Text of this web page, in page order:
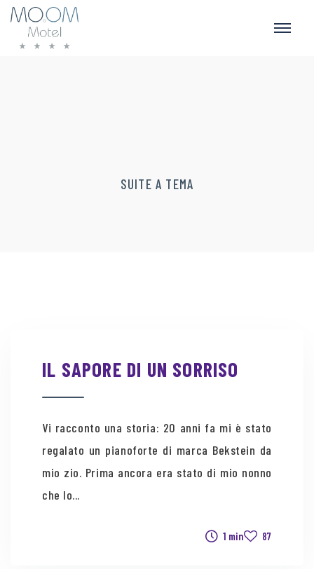
SUITE A TEMA
IL SAPORE DI UN SORRISO
Vi racconto una storia: 20 anni fa mi è stato
regalato un pianoforte di marca Bekstein da
mio zio. Prima ancora era stato di mio nonno
che lo...
87
1 min